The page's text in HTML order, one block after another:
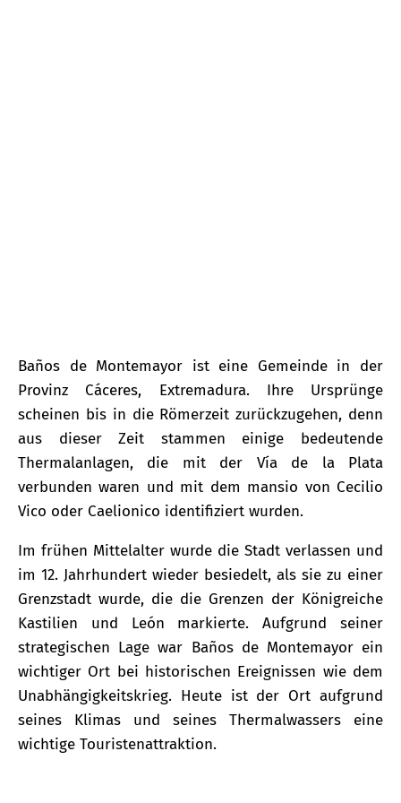
Baños de Montemayor ist eine Gemeinde in der
Provinz Cáceres, Extremadura. Ihre Ursprünge
scheinen bis in die Römerzeit zurückzugehen, denn
aus dieser Zeit stammen einige bedeutende
Thermalanlagen, die mit der Vía de la Plata
verbunden waren und mit dem mansio von Cecilio
Vico oder Caelionico identifiziert wurden.
Im frühen Mittelalter wurde die Stadt verlassen und
im 12. Jahrhundert wieder besiedelt, als sie zu einer
Grenzstadt wurde, die die Grenzen der Königreiche
Kastilien und León markierte. Aufgrund seiner
strategischen Lage war Baños de Montemayor ein
wichtiger Ort bei historischen Ereignissen wie dem
Unabhängigkeitskrieg. Heute ist der Ort aufgrund
seines Klimas und seines Thermalwassers eine
wichtige Touristenattraktion.